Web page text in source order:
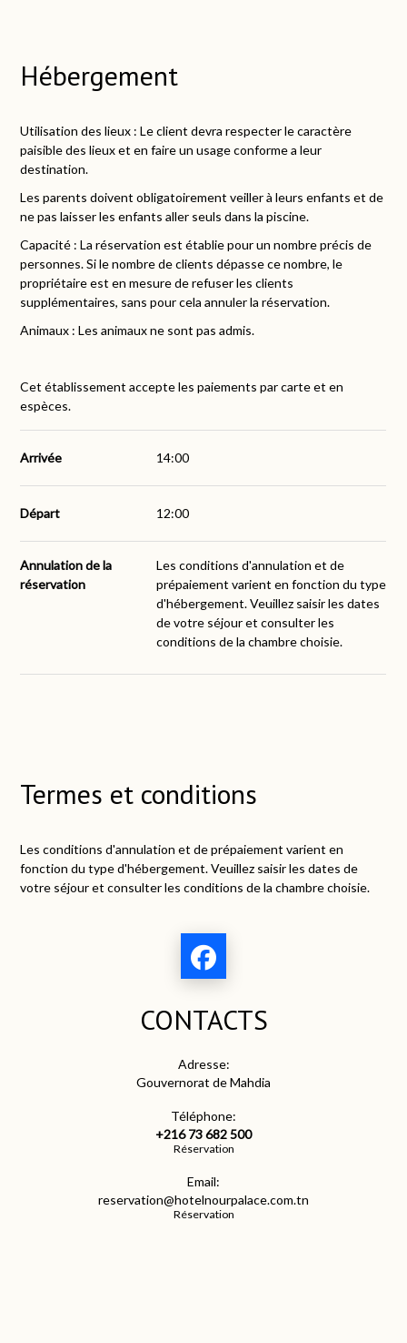
Hébergement
Utilisation des lieux : Le client devra respecter le caractère
paisible des lieux et en faire un usage conforme a leur
destination.
Les parents doivent obligatoirement veiller à leurs enfants et de
ne pas laisser les enfants aller seuls dans la piscine.
Capacité : La réservation est établie pour un nombre précis de
personnes. Si le nombre de clients dépasse ce nombre, le
propriétaire est en mesure de refuser les clients
supplémentaires, sans pour cela annuler la réservation.
Animaux : Les animaux ne sont pas admis.
Cet établissement accepte les paiements par carte et en
espèces.
Arrivée 14:00
Départ 12:00
Annulation de la
réservation
Les conditions d'annulation et de
prépaiement varient en fonction du type
d'hébergement. Veuillez saisir les dates
de votre séjour et consulter les
conditions de la chambre choisie.
Termes et conditions
Les conditions d'annulation et de prépaiement varient en
fonction du type d'hébergement. Veuillez saisir les dates de
votre séjour et consulter les conditions de la chambre choisie.
CONTACTS
Adresse:
Gouvernorat de Mahdia
Téléphone:
+216 73 682 500
Réservation
Email:
reservation@hotelnourpalace.com.tn
Réservation